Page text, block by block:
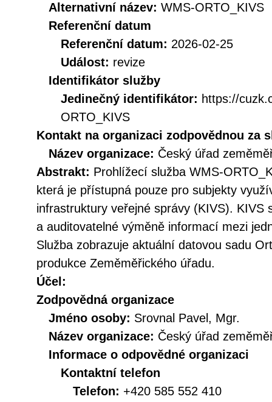
Alternativní název: WMS-ORTO_KIVS
Referenční datum
Referenční datum: 2026-02-25
Událost: revize
Identifikátor služby
Jedinečný identifikátor: https://
ORTO_KIVS
Kontakt na organizaci zodpovědnou za
Název organizace: Český úřad
Abstrakt: Prohlížecí služba WMS-
která je přístupná pouze pro subjekty
infrastruktury veřejné správy (KIVS). KIVS
a auditovatelné výměně informací mezi
Služba zobrazuje aktuální datovou sadu
produkce Zeměměřického úřadu.
Účel:
Zodpovědná organizace
Jméno osoby: Srovnal Pavel, Mgr.
Název organizace: Český úřad
Informace o odpovědné organizaci
Kontaktní telefon
Telefon: +420 585 552 410